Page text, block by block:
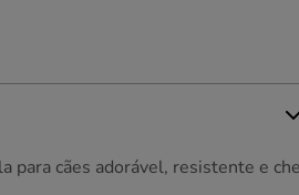
para cães adorável, resistente e